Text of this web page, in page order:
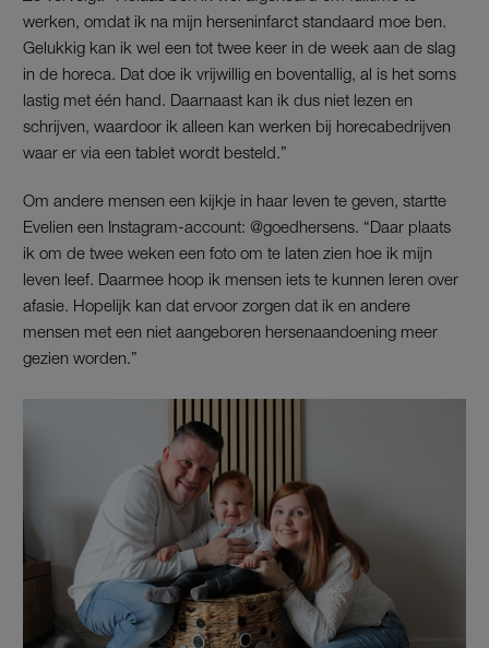
werken, omdat ik na mijn herseninfarct standaard moe ben.
Gelukkig kan ik wel een tot twee keer in de week aan de slag
in de horeca. Dat doe ik vrijwillig en boventallig, al is het soms
lastig met één hand. Daarnaast kan ik dus niet lezen en
schrijven, waardoor ik alleen kan werken bij horecabedrijven
waar er via een tablet wordt besteld.”
Om andere mensen een kijkje in haar leven te geven, startte
Evelien een Instagram-account: @goedhersens. “Daar plaats
ik om de twee weken een foto om te laten zien hoe ik mijn
leven leef. Daarmee hoop ik mensen iets te kunnen leren over
afasie. Hopelijk kan dat ervoor zorgen dat ik en andere
mensen met een niet aangeboren hersenaandoening meer
gezien worden.”